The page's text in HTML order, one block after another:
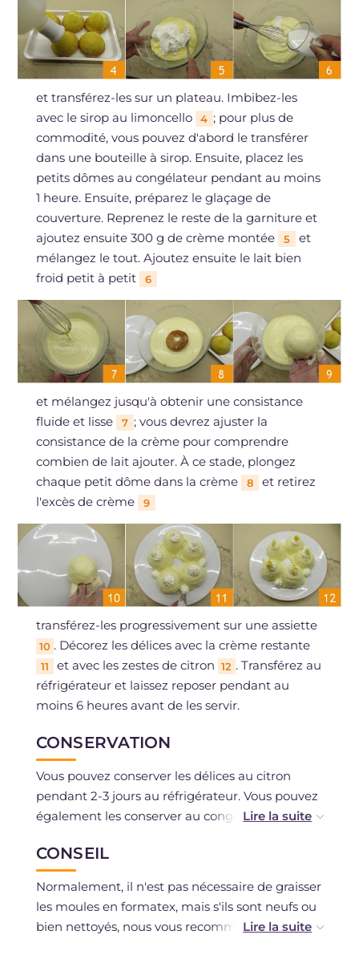
et transférez-les sur un plateau. Imbibez-les
avec le sirop au limoncello
4 ; pour plus de
commodité, vous pouvez d'abord le transférer
dans une bouteille à sirop. Ensuite, placez les
petits dômes au congélateur pendant au moins
1 heure. Ensuite, préparez le glaçage de
couverture. Reprenez le reste de la garniture et
ajoutez ensuite 300 g de crème montée
5
et
mélangez le tout. Ajoutez ensuite le lait bien
froid petit à petit
6
et mélangez jusqu'à obtenir une consistance
fluide et lisse
7 ; vous devrez ajuster la
consistance de la crème pour comprendre
combien de lait ajouter. À ce stade, plongez
chaque petit dôme dans la crème
8
et retirez
l'excès de crème
9
transférez-les progressivement sur une assiette
10 . Décorez les délices avec la crème restante
11 et avec les zestes de citron 12 . Transférez au
réfrigérateur et laissez reposer pendant au
moins 6 heures avant de les servir.
CONSERVATION
Vous pouvez conserver les délices au citron
pendant 2-3 jours au réfrigérateur. Vous pouvez
également les conserver au congélateur
servir.
Les délices au citron doivent être
complètement immergés, donc ne vous
inquiétez pas de la quantité de glaçage
CONSEIL
Normalement, il n'est pas nécessaire de graisser
les moules en formatex, mais s'ils sont neufs ou
bien nettoyés, nous vous recommandons de le